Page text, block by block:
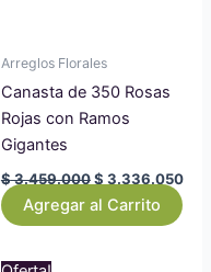
Arreglos Florales
Canasta de 350 Rosas
Rojas con Ramos
Gigantes
$3.459.000$ 3.336.050
Agregar al Carrito